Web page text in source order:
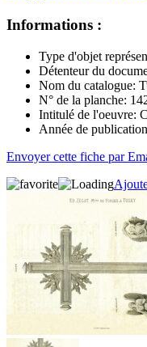
Informations :
Type d'objet
Détenteur du
Nom du catalogue:
N° de la planche:
Intitulé de l'oeuvre:
Année de
Envoyer cette fiche par